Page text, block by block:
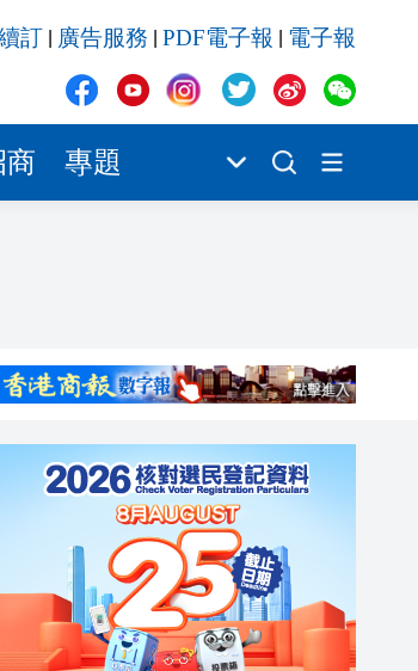
訂 廣告服務 PDF電子報 電子報
商 專題